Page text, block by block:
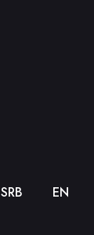
SRB EN